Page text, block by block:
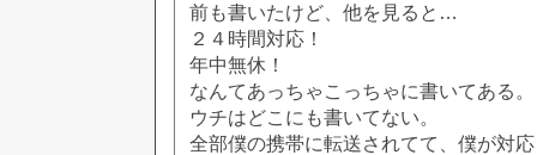
前も書いたけど、他を見ると…
２４時間対応！
年中無休！
なんてあっちゃこっちゃに書いてある。
ウチはどこにも書いてない。
全部僕の携帯に転送されてて、僕が対